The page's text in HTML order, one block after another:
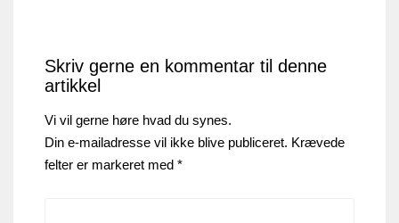
Skriv gerne en kommentar til denne
artikkel
Vi vil gerne høre hvad du synes.
Din e-mailadresse vil ikke blive publiceret. Krævede
felter er markeret med *